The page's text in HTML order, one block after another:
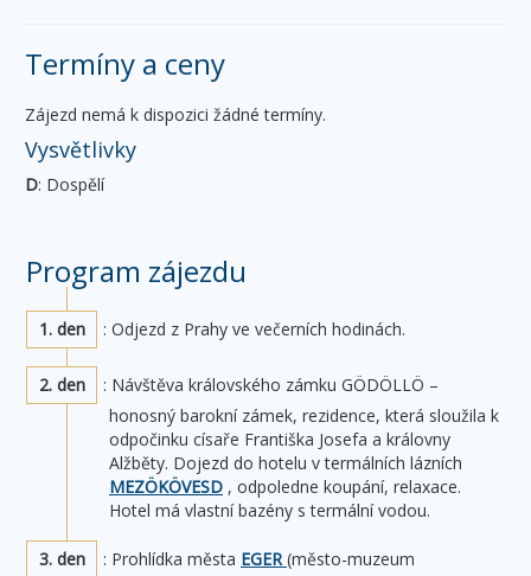
Termíny a ceny
Zájezd nemá k dispozici žádné termíny.
Vysvětlivky
D: Dospělí
Program zájezdu
1. den : Odjezd z Prahy ve večerních hodinách.
2. den
: Návštěva královského zámku GÖDÖLLÖ –
honosný barokní zámek, rezidence, která sloužila k
odpočinku císaře Františka Josefa a královny
Alžběty. Dojezd do hotelu v termálních lázních
MEZÖKÖVESD , odpoledne koupání, relaxace.
Hotel má vlastní bazény s termální vodou.
3. den : Prohlídka města EGER (město-muzeum